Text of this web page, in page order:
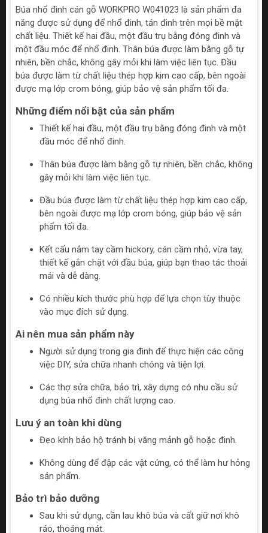
Búa nhổ đinh cán gỗ WORKPRO W041023 là sản phẩm đa
năng được sử dụng để nhổ đinh, tán đinh trên mọi bề mặt
chất liệu. Thiết kế hai đầu, một đầu trụ bằng đóng đinh và
một đầu móc để nhổ đinh. Thân búa được làm bằng gỗ tự
nhiên, bền chắc, không gây mỏi khi làm việc liên tục. Đầu
búa được làm từ chất liệu thép hợp kim cao cấp, bên ngoài
được mạ lớp crom bóng, giúp bảo vệ sản phẩm tối đa.
Những điểm nổi bật của sản phẩm
Thiết kế hai đầu, một đầu trụ bằng đóng đinh và một
đầu móc để nhổ đinh.
Thân búa được làm bằng gỗ tự nhiên, bền chắc, không
gây mỏi khi làm việc liên tục.
Đầu búa được làm từ chất liệu thép hợp kim cao cấp,
bên ngoài được mạ lớp crom bóng, giúp bảo vệ sản
phẩm tối đa.
Kết cấu nắm tay cầm hickory, cán cầm nhỏ, vừa tay,
thiết kế gắn chặt với đầu búa, giúp bạn thao tác thoải
mái và dễ dàng.
Có nhiều kích thước phù hợp để lựa chọn tùy thuộc
vào mục đích sử dụng.
Ai nên mua sản phẩm này
Người sử dụng trong gia đình để thực hiện các công
việc DIY, sửa chữa nhanh chóng và tiện lợi.
Các thợ sửa chữa, bảo trì, xây dựng có nhu cầu sử
dụng búa nhổ đinh chất lượng cao.
Lưu ý an toàn khi dùng
Đeo kính bảo hộ tránh bị văng mảnh gỗ hoặc đinh.
Không dùng để đập các vật cứng, có thể làm hư hỏng
sản phẩm.
Bảo trì bảo dưỡng
Sau khi sử dụng, cần lau khô búa và cất giữ nơi khô
ráo, thoáng mát.